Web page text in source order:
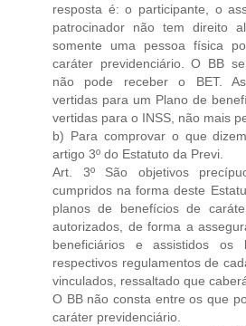
resposta é: o participante, o
patrocinador não tem direito
somente uma pessoa física
caráter previdenciário. O BB
não pode receber o BET. As
vertidas para um Plano de
vertidas para o INSS, não mais
b) Para comprovar o que
artigo 3º do Estatuto da Previ.
Art. 3º São objetivos
cumpridos na forma deste
planos de benefícios de
autorizados, de forma a
beneficiários e assistidos os
respectivos regulamentos de
vinculados, ressaltado que
O BB não consta entre os que
caráter previdenciário.